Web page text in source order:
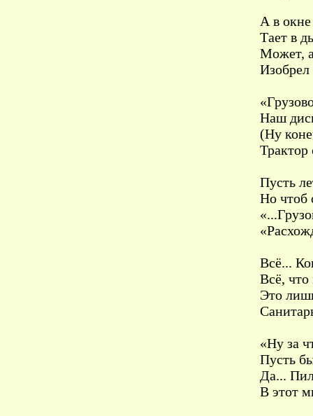
А в окне
Тает в
Может,
Изобрел
Наш
(Ну
Трактор
Пусть
Но чтоб
Всё...
Всё,
Это
«Ну за
Пусть
Да...
В этот